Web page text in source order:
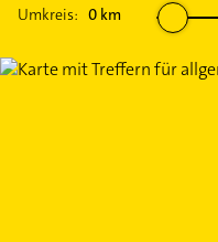
Umkreis: 0 km